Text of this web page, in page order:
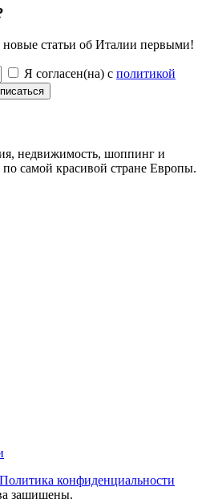
статьи об Италии первыми!
Я согласен(на) с политикой
недвижимость, шоппинг и
самой красивой стране Европы.
Политика конфиденциальности
защищены.